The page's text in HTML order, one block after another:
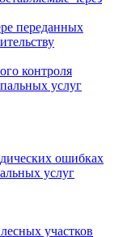
переданных
контроля
услуг
ошибках
услуг
участков